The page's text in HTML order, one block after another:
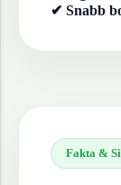
✔ Snabb
Fakta &